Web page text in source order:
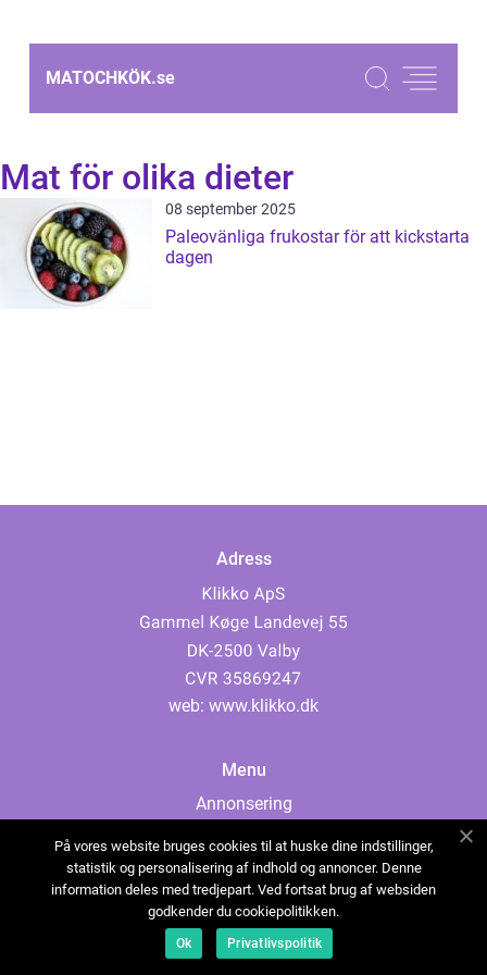
MATOCHKÖK.se
Mat för olika dieter
08 september 2025
Paleovänliga frukostar för att kickstarta
dagen
Adress
web: www.klikko.dk
Menu
Annonsering
Cookies
Kontakta oss
Sitemap
På vores website bruges cookies til at huske dine indstillinger,
statistik og personalisering af indhold og annoncer. Denne
information deles med tredjepart. Ved fortsat brug af websiden
godkender du cookiepolitikken.
Ok Privatlivspolitik